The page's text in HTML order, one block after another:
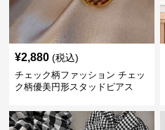
¥2,880 (税込)
チェック柄ファッション チェッ
ク柄優美円形スタッドピアス